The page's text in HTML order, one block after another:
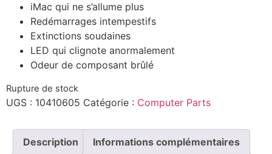
iMac qui ne s’allume plus
Redémarrages intempestifs
Extinctions soudaines
LED qui clignote anormalement
Odeur de composant brûlé
Rupture de stock
UGS : 10410605 Catégorie : Computer Parts
Description Informations complémentaires